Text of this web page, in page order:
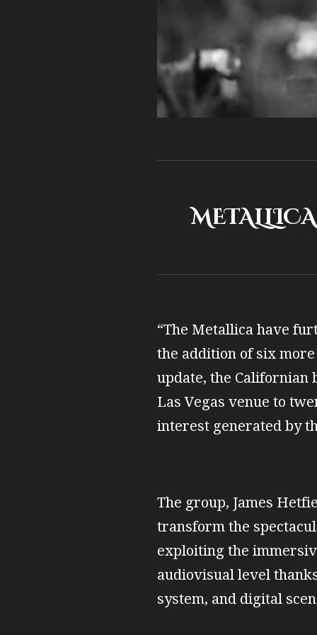
METALLICA:
“The Metallica have
the addition of six
update, the
Las Vegas venue to
interest generated by
The group, James
transform the
exploiting the
audiovisual level
system, and digital